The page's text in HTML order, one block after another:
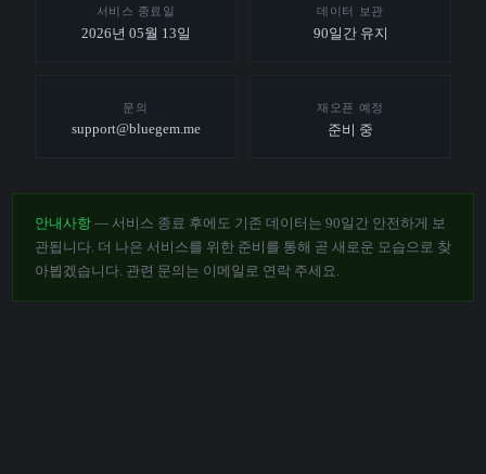
서비스 종료일
2026년 05월 13일
데이터 보관
90일간 유지
문의
support@bluegem.me
재오픈 예정
준비 중
안내사항 — 서비스 종료 후에도 기존 데이터는 90일간 안전하게 보
관됩니다. 더 나은 서비스를 위한 준비를 통해 곧 새로운 모습으로 찾
아뵙겠습니다. 관련 문의는 이메일로 연락 주세요.